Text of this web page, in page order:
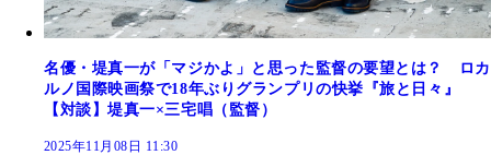
名優・堤真一が「マジかよ」と思った監督の要望とは？ ロカ
ルノ国際映画祭で18年ぶりグランプリの快挙『旅と日々』
【対談】堤真一×三宅唱（監督）
2025年11月08日 11:30